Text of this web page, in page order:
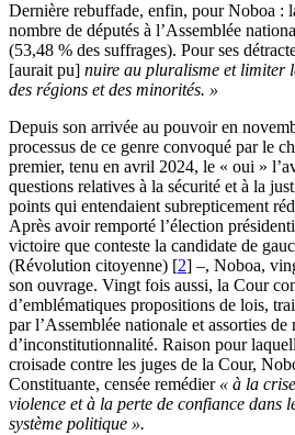
Dernière rebuffade, enfin, pour Noboa :
nombre de députés à l’Assemblée
(53,48 % des suffrages). Pour ses
[aurait pu] nuire au pluralisme et limiter
des régions et des minorités. »
Depuis son arrivée au pouvoir en
processus de ce genre convoqué par le
premier, tenu en avril 2024, le « oui »
questions relatives à la sécurité et à la
points qui entendaient subrepticement
Après avoir remporté l’élection
victoire que conteste la candidate de
(Révolution citoyenne) [2] –, Noboa,
son ouvrage. Vingt fois aussi, la Cour
d’emblématiques propositions de lois,
par l’Assemblée nationale et assorties de
d’inconstitutionnalité. Raison pour
croisade contre les juges de la Cour,
Constituante, censée remédier « à la
violence et à la perte de confiance dans
système politique ».